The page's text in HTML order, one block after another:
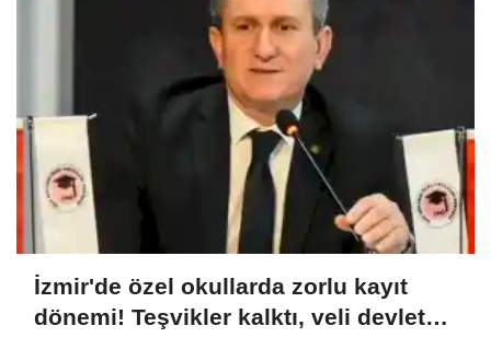
İzmir'de özel okullarda zorlu kayıt
dönemi! Teşvikler kalktı, veli devlet